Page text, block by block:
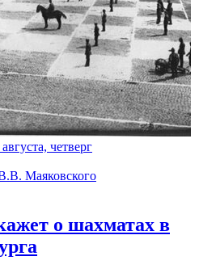
четверг
Маяковского
о шахматах в